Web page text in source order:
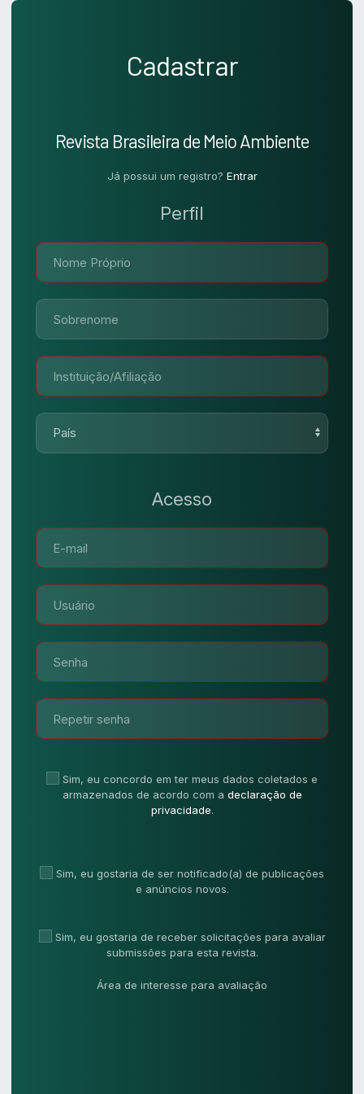
Cadastrar
Revista Brasileira de Meio Ambiente
Já possui um registro? Entrar
Perfil
Acesso
armazenados de acordo com a declaração de
privacidade.
e anúncios novos.
Sim, eu gostaria de receber solicitações para avaliar
submissões para esta revista.
Área de interesse para avaliação